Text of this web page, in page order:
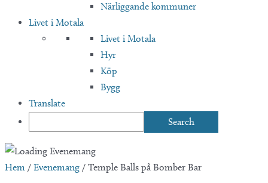
Närliggande kommuner
Livet i Motala
Livet i Motala
Hyr
Köp
Bygg
Translate
Hem / Evenemang / Temple Balls på Bomber Bar